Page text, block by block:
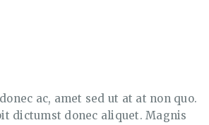
ac, amet sed ut at at non quo.
dictumst donec aliquet. Magnis